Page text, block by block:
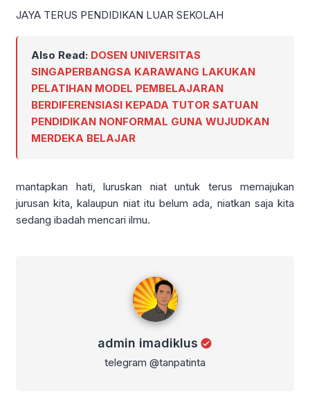
JAYA TERUS PENDIDIKAN LUAR SEKOLAH
Also Read: DOSEN UNIVERSITAS
SINGAPERBANGSA KARAWANG LAKUKAN
PELATIHAN MODEL PEMBELAJARAN
BERDIFERENSIASI KEPADA TUTOR SATUAN
PENDIDIKAN NONFORMAL GUNA WUJUDKAN
MERDEKA BELAJAR
mantapkan hati, luruskan niat untuk terus memajukan
jurusan kita, kalaupun niat itu belum ada, niatkan saja kita
sedang ibadah mencari ilmu.
admin imadiklus
telegram @tanpatinta